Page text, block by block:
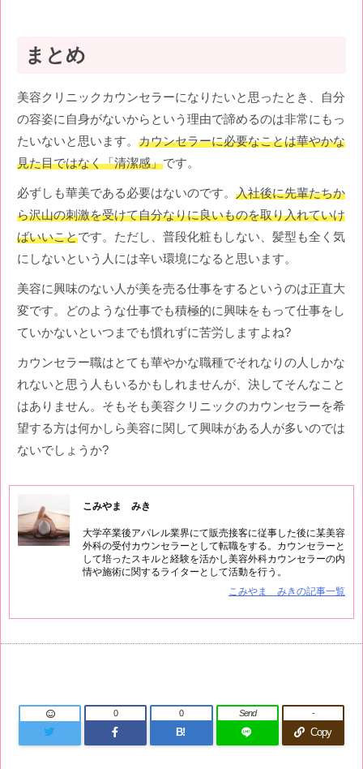
まとめ
美容クリニックカウンセラーになりたいと思ったとき、自分
の容姿に自身がないからという理由で諦めるのは非常にもっ
たいないと思います。 カウンセラーに必要なことは華やかな
見た目ではなく「清潔感」です。
必ずしも華美である必要はないのです。 入社後に先輩たちか
ら沢山の刺激を受けて自分なりに良いものを取り入れていけ
ばいいことです。ただし、普段化粧もしない、髪型も全く気
にしないという人には辛い環境になると思います。
美容に興味のない人が美を売る仕事をするというのは正直大
変です。どのような仕事でも積極的に興味をもって仕事をし
ていかないといつまでも慣れずに苦労しますよね?
カウンセラー職はとても華やかな職種でそれなりの人しかな
れないと思う人もいるかもしれませんが、決してそんなこと
はありません。そもそも美容クリニックのカウンセラーを希
望する方は何かしら美容に関して興味がある人が多いのでは
ないでしょうか?
こみやま みき
大学卒業後アパレル業界にて販売接客に従事した後に某美容
外科の受付カウンセラーとして転職をする。カウンセラーと
して培ったスキルと経験を活かし美容外科カウンセラーの内
情や施術に関するライターとして活動を行う。
こみやま みきの記事一覧
0
B!
0 Send
Copy
-